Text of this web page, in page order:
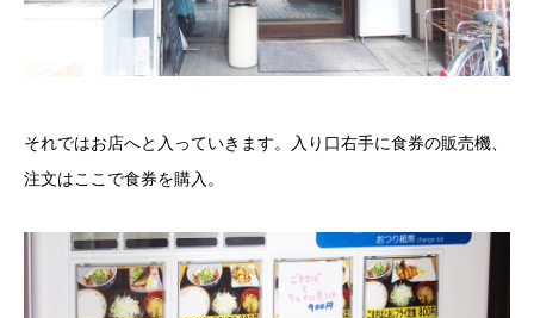
それではお店へと入っていきます。入り口右手に食券の販売機、
注文はここで食券を購入。